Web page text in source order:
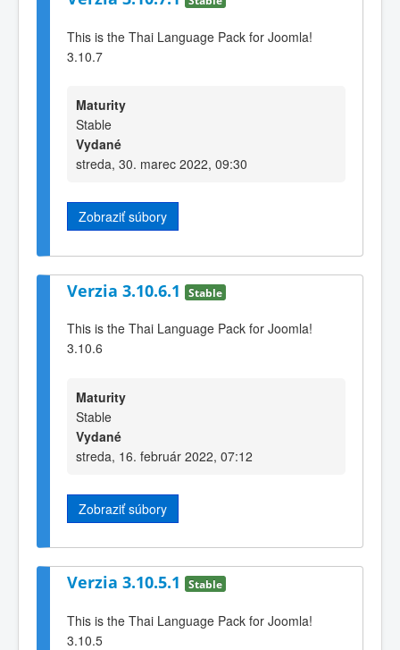
This is the Thai Language Pack for Joomla!
3.10.7
Maturity
Stable
Vydané
streda, 30. marec 2022, 09:30
Zobraziť súbory
Verzia 3.10.6.1 Stable
This is the Thai Language Pack for Joomla!
3.10.6
Maturity
Stable
Vydané
streda, 16. február 2022, 07:12
Zobraziť súbory
Verzia 3.10.5.1 Stable
This is the Thai Language Pack for Joomla!
3.10.5